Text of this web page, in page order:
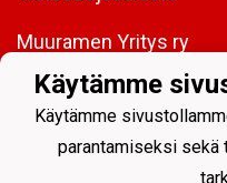
Muuramen Yritys ry
Virastotie 2, 40950
FI85 5089 5340 0005 06
Käytämme
Käytämme
parantamiseksi